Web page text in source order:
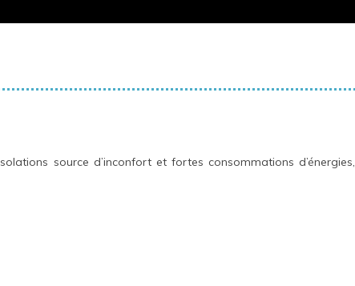
source d’inconfort et fortes consommations